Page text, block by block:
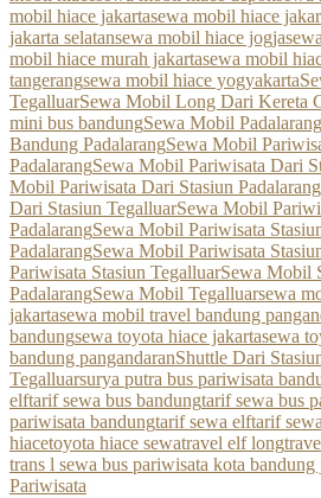
mobil hiace jakartasewa mobil hiace
jakarta selatansewa mobil hiace jogja
mobil hiace murah jakartasewa mobil
tangerangsewa mobil hiace yogyakarta
TegalluarSewa Mobil Long Dari Kereta
mini bus bandungSewa Mobil Padalarang
Bandung PadalarangSewa Mobil
PadalarangSewa Mobil Pariwisata Dari
Mobil Pariwisata Dari Stasiun Padalarang
Dari Stasiun TegalluarSewa Mobil
PadalarangSewa Mobil Pariwisata
PadalarangSewa Mobil Pariwisata
Pariwisata Stasiun TegalluarSewa Mobil
PadalarangSewa Mobil Tegalluarsewa
jakartasewa mobil travel bandung
bandungsewa toyota hiace jakartasewa
bandung pangandaranShuttle Dari
Tegalluarsurya putra bus pariwisata
elftarif sewa bus bandungtarif sewa bus
pariwisata bandungtarif sewa elftarif
hiacetoyota hiace sewatravel elf long
trans l sewa bus pariwisata kota bandung
Pariwisata